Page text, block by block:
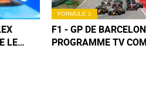
LE
FORMULE 1
F1 - GP DE
PROGRAMME TV